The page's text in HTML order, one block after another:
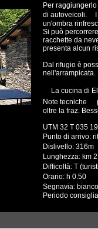
Per
di autoveicoli. I
un'ombra
Si può
racchette da
presenta alcun
Dal rifugio è
nell'arrampicata.
La cucina di
Note tecniche
oltre la fraz.
UTM 32 T 035
Punto di arrivo:
Dislivello: 316m
Lunghezza: km
Difficoltà: T
Orario: h 0.50
Segnavia:
Periodo